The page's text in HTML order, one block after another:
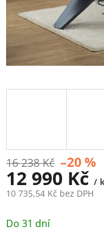
16 238 Kč –20 %
12 990 Kč /
10 735,54 Kč bez DPH
cena:
Do 31 dní